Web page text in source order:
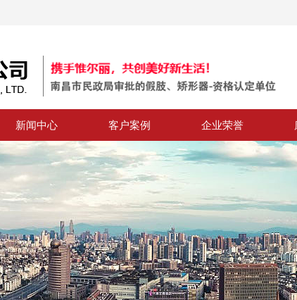
新闻中心 客户案例 企业荣誉